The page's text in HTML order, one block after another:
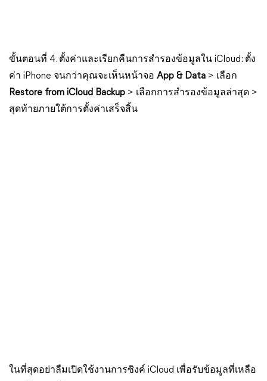
ขั้นตอนที่ 4. ตั้งค่าและเรียกคืนการสำรองข้อมูลใน iCloud: ตั้ง
ค่า iPhone จนกว่าคุณจะเห็นหน้าจอ App & Data > เลือก
Restore from iCloud Backup > เลือกการสำรองข้อมูลล่าสุด >
สุดท้ายภายใต้การตั้งค่าเสร็จสิ้น
ในที่สุดอย่าลืมเปิดใช้งานการซิงค์ iCloud เพื่อรับข้อมูลที่เหลือ